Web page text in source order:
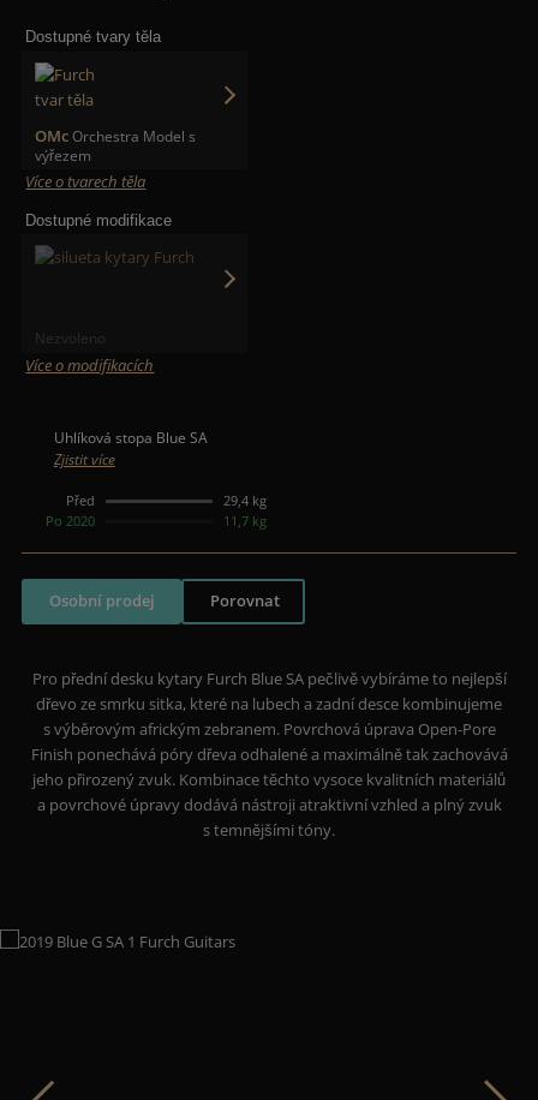
Dostupné tvary těla
OMc Orchestra Model s
výřezem
Více o tvarech těla
Dostupné modifikace
Nezvoleno
Více o modifikacích
Uhlíková stopa Blue SA
Zjistit více
Před
29,4 kg
Po 2020
11,7 kg
Osobní prodej Porovnat
Pro přední desku kytary Furch Blue SA pečlivě vybíráme to nejlepší
dřevo ze smrku sitka, které na lubech a zadní desce kombinujeme
s výběrovým africkým zebranem. Povrchová úprava Open-Pore
Finish ponechává póry dřeva odhalené a maximálně tak zachovává
jeho přirozený zvuk. Kombinace těchto vysoce kvalitních materiálů
a povrchové úpravy dodává nástroji atraktivní vzhled a plný zvuk
s temnějšími tóny.